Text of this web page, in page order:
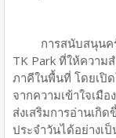
การสนับสนุนครั้ง
TK Park ที่ให้ความ
ภาคีในพื้นที่ โดยเปิ
จากความเข้าใจเมื
ส่งเสริมการอ่านเกิ
ประจำวันได้อย่างเ